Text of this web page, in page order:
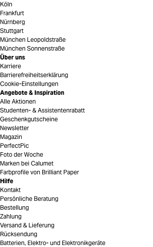
Köln
Frankfurt
Nürnberg
Stuttgart
München Leopoldstraße
München Sonnenstraße
Über uns
Karriere
Barrierefreiheitserklärung
Cookie-Einstellungen
Angebote & Inspiration
Alle Aktionen
Studenten- & Assistentenrabatt
Geschenkgutscheine
Newsletter
Magazin
PerfectPic
Foto der Woche
Marken bei Calumet
Farbprofile von Brilliant Paper
Hilfe
Kontakt
Persönliche Beratung
Bestellung
Zahlung
Versand & Lieferung
Rücksendung
Batterien, Elektro- und Elektronikgeräte